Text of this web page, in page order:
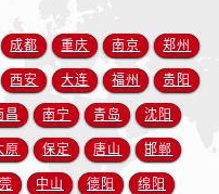
云南省楚雄彝族自治州楚雄市鹿城南路售后服务中心（需提前预约）
云南省大理白族自治州大理市建设路售后服务中心（需提前预约）
云南省德宏傣族景颇族自治州芒市团结大街售后服务中心（需提前预约）
云南省迪庆藏族自治州香格里拉市长征大道售后服务中心（需提前预约）
云南省红河哈尼族彝族自治州蒙自市天马路售后服务中心（需提前预约）
成都 重庆 南京 郑州
西安 大连 福州 贵阳
昌 南宁 青岛 沈阳
原 保定 唐山 邯郸
中山 德阳 绵阳